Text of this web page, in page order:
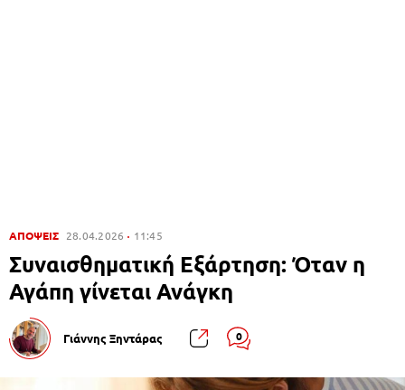
ΑΠΟΨΕΙΣ 28.04.2026 11:45
Συναισθηματική Εξάρτηση: Όταν η
Αγάπη γίνεται Ανάγκη
Γιάννης Ξηντάρας 0